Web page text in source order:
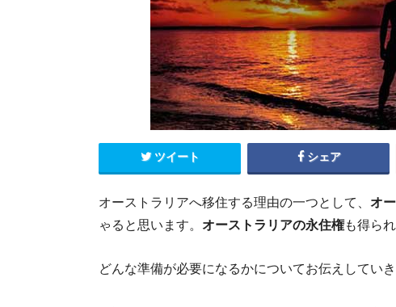
パナマ
パラグアイ
ブラジル
ベネズエラ
ペルー
ボリビア
メキシコ
ル
ア
サ
ツイート シェア
オーストラリアへ移住する理由の一つとして、 オ
ゃると思います。 オーストラリアの永住権も得ら
どんな準備が必要になるかについてお伝えしていき